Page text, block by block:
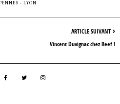
- LYON
ARTICLE SUIVANT ›
Vincent Duvignac chez Reef !